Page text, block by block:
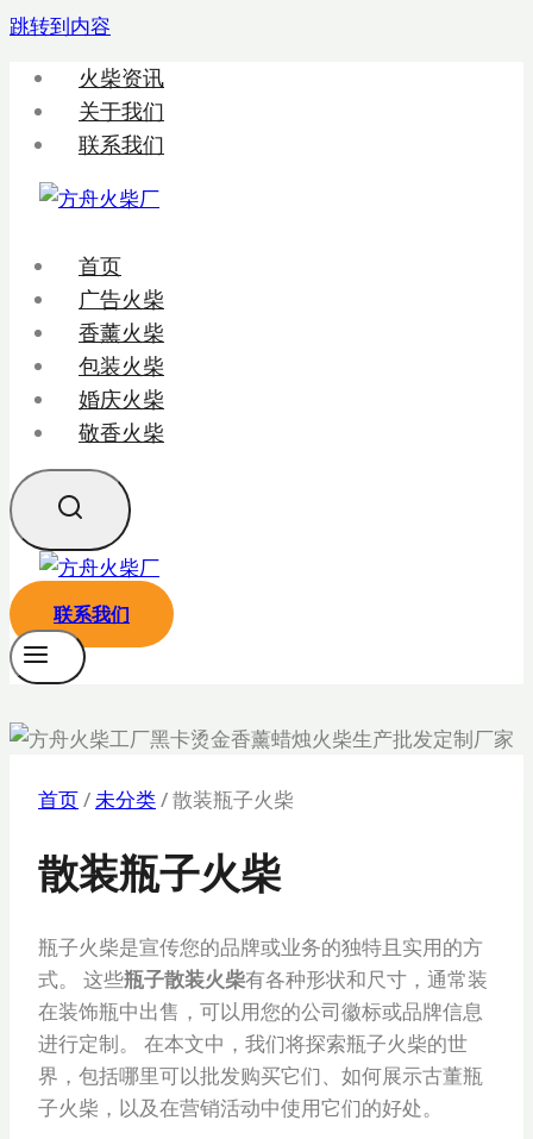
跳转到内容
火柴资讯
关于我们
联系我们
首页
广告火柴
香薰火柴
包装火柴
婚庆火柴
敬香火柴
联系我们
首页/未分类/散装瓶子火柴
散装瓶子火柴
瓶子火柴是宣传您的品牌或业务的独特且实用的方
式。 这些瓶子散装火柴有各种形状和尺寸，通常装
在装饰瓶中出售，可以用您的公司徽标或品牌信息
进行定制。 在本文中，我们将探索瓶子火柴的世
界，包括哪里可以批发购买它们、如何展示古董瓶
子火柴，以及在营销活动中使用它们的好处。